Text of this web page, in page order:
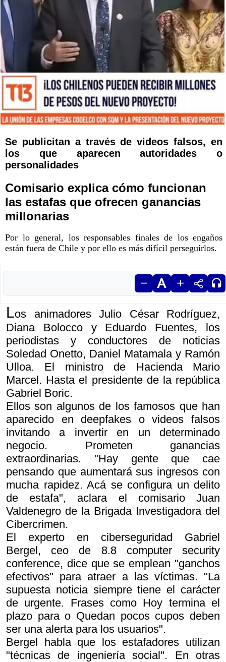
Se publicitan a través de videos falsos, en
los que aparecen autoridades o
personalidades
Comisario explica cómo funcionan
las estafas que ofrecen ganancias
millonarias
Por lo general, los responsables finales de los engaños
están fuera de Chile y por ello es más difícil perseguirlos.
Los animadores Julio César Rodríguez,
Diana Bolocco y Eduardo Fuentes, los
periodistas y conductores de noticias
Soledad Onetto, Daniel Matamala y Ramón
Ulloa. El ministro de Hacienda Mario
Marcel. Hasta el presidente de la república
Gabriel Boric.
Ellos son algunos de los famosos que han
aparecido en deepfakes o videos falsos
invitando a invertir en un determinado
negocio. Prometen ganancias
extraordinarias. "Hay gente que cae
pensando que aumentará sus ingresos con
mucha rapidez. Acá se configura un delito
de estafa", aclara el comisario Juan
Valdenegro de la Brigada Investigadora del
Cibercrimen.
El experto en ciberseguridad Gabriel
Bergel, ceo de 8.8 computer security
conference, dice que se emplean "ganchos
efectivos" para atraer a las víctimas. "La
supuesta noticia siempre tiene el carácter
de urgente. Frases como Hoy termina el
plazo parao Quedan pocos cupos deben
ser una alerta para los usuarios".
Bergel habla que los estafadores utilizan
"técnicas de ingeniería social". En otras